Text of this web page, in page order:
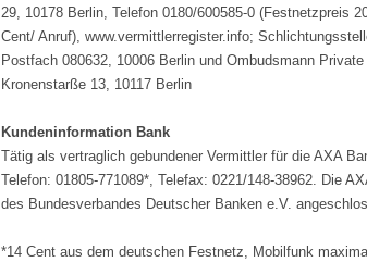
29, 10178 Berlin, Telefon 0180/600585-0 (Festnetzpreis
Cent/ Anruf), www.vermittlerregister.info;
Postfach 080632, 10006 Berlin und Ombudsmann
Kronenstarße 13, 10117 Berlin
Kundeninformation Bank
Tätig als vertraglich gebundener Vermittler für die AXA
Telefon: 01805-771089*, Telefax: 0221/148-38962. Die
des Bundesverbandes Deutscher Banken e.V.
*14 Cent aus dem deutschen Festnetz, Mobilfunk